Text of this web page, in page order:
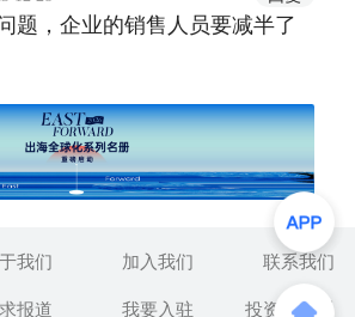
题，企业的销售人员要减半了
我们 加入我们
联系我们
报道 我要入驻 投资者关系